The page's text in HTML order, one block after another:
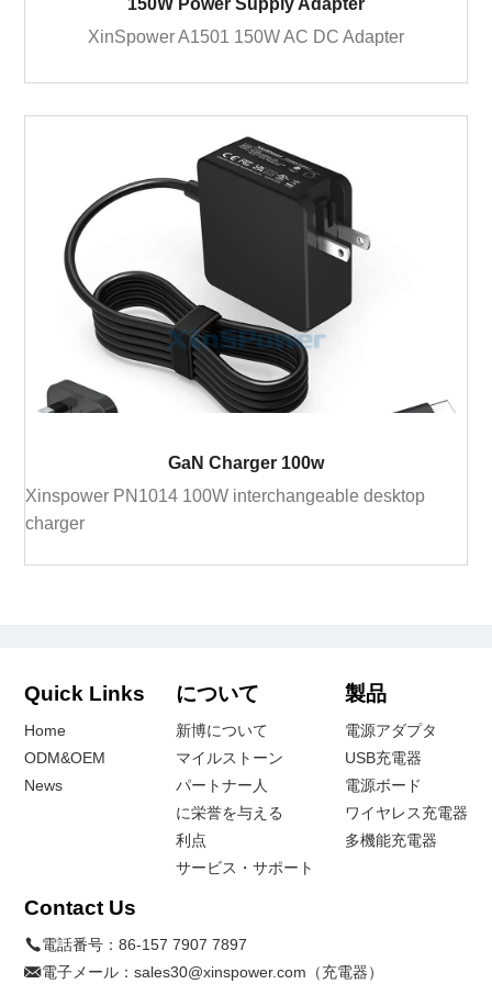
XinSpower A1501 150W AC DC Adapter
GaN Charger 100w
Xinspower PN1014 100W interchangeable desktop
charger
Quick Links
Home
ODM&OEM
News
について
新博について
マイルストーン
パートナー人
に栄誉を与える
利点
サービス・サポート
製品
電源アダプタ
USB充電器
電源ボード
ワイヤレス充電器
多機能充電器
Contact Us
電話番号：86-157 7907 7897
電子メール：sales30@xinspower.com（充電器）